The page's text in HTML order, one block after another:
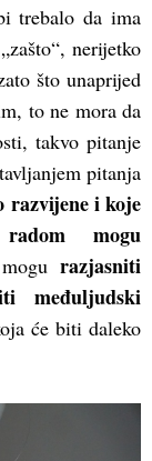
trebalo da ima
nerijetko
što unaprijed
to ne mora da
takvo pitanje
pitanja
razvijene i koje
mogu
mogurazjasniti
međuljudski
će biti daleko